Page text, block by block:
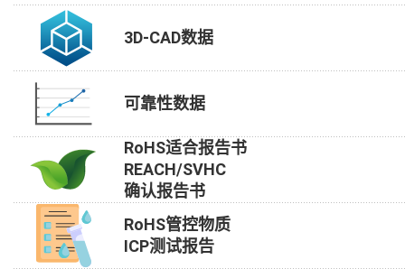
3D-CAD数据
可靠性数据
RoHS适合报告书
REACH/SVHC
确认报告书
RoHS管控物质
ICP测试报告